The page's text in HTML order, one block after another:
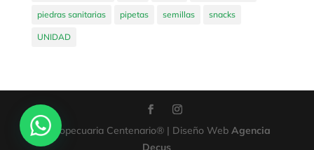
piedras sanitarias pipetas semillas snacks
UNIDAD
Agropecuaria Centenario® | Diseño WebAgencia
Decus